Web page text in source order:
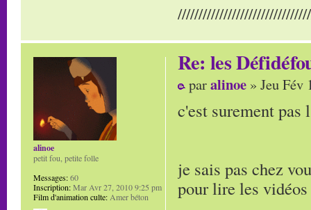
Re: les
paralinoe » Jeu Fév
c'est surement
je sais pas chez
pour lire les
alinoe
petit fou, petite folle
Messages:60
Inscription:Mar Avr 27, 2010 9:25 pm
Film d'animation culte: Amer béton